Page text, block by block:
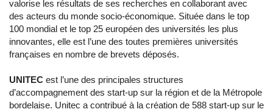
valorise les résultats de ses recherches en collaborant avec
des acteurs du monde socio-économique. Située dans le top
100 mondial et le top 25 européen des universités les plus
innovantes, elle est l’une des toutes premières universités
françaises en nombre de brevets déposés.
UNITEC est l’une des principales structures
d’accompagnement des start-up sur la région et de la Métropole
bordelaise. Unitec a contribué à la création de 588 start-up sur le